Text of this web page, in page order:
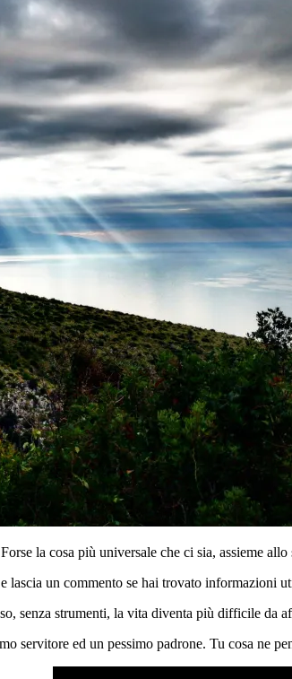
la cosa più universale che ci sia, assieme allo
lascia un commento se hai trovato informazioni
senza strumenti, la vita diventa più difficile da
servitore ed un pessimo padrone. Tu cosa ne